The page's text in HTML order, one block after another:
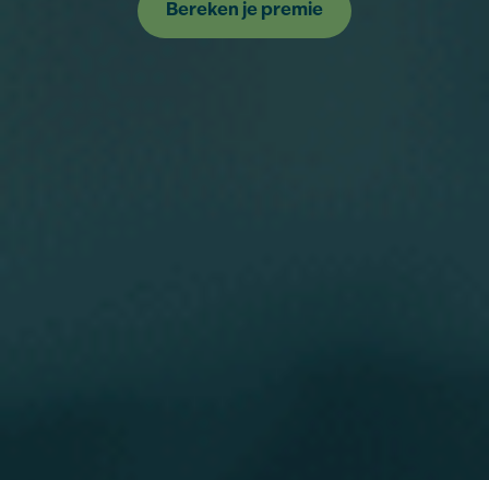
Bereken je premie